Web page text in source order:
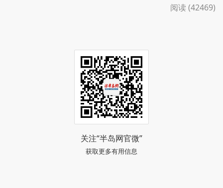
阅读 (42469)
关注“半岛网官微”
获取更多有用信息